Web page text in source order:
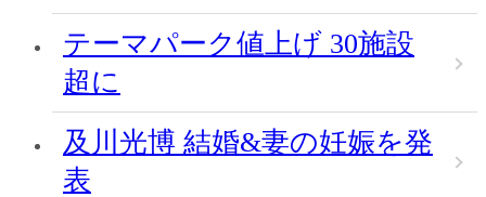
テーマパーク値上げ 30施設
超に
及川光博 結婚&妻の妊娠を発
表